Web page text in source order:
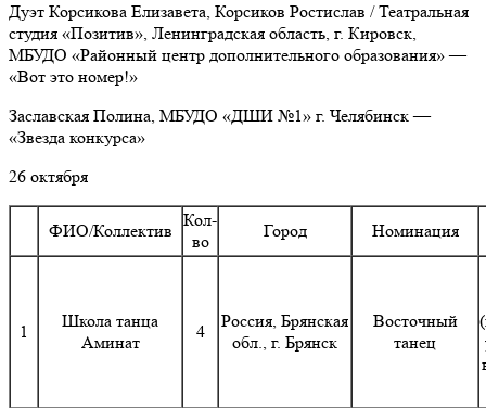
Дуэт Корсикова Елизавета, Корсиков Ростислав / Театральная
студия «Позитив», Ленинградская область, г. Кировск,
МБУДО «Районный центр дополнительного образования»—
«Вот это номер!»
Заславская Полина, МБУДО «ДШИ №1» г. Челябинск—
«Звезда конкурса»
26 октября
ФИО/Коллектив
Кол-
во
Город Номинация
1
Школа танца
Аминат
4
Россия, Брянская
обл., г. Брянск
Восточный
танец